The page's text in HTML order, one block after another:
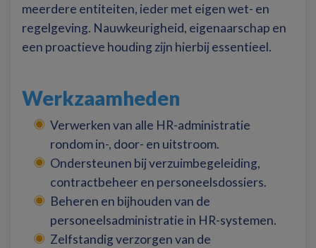
meerdere entiteiten, ieder met eigen wet- en
regelgeving. Nauwkeurigheid, eigenaarschap en
een proactieve houding zijn hierbij essentieel.
Werkzaamheden
Verwerken van alle HR-administratie
rondom in-, door- en uitstroom.
Ondersteunen bij verzuimbegeleiding,
contractbeheer en personeelsdossiers.
Beheren en bijhouden van de
personeelsadministratie in HR-systemen.
Zelfstandig verzorgen van de